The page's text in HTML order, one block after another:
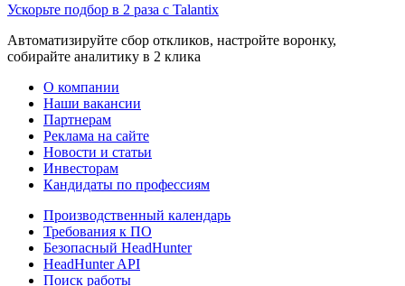
Ускорьте подбор в 2 раза с Talantix
Автоматизируйте сбор откликов, настройте воронку,
собирайте аналитику в 2 клика
О компании
Наши вакансии
Партнерам
Реклама на сайте
Новости и статьи
Инвесторам
Кандидаты по профессиям
Производственный календарь
Требования к ПО
Безопасный HeadHunter
HeadHunter API
Поиск работы